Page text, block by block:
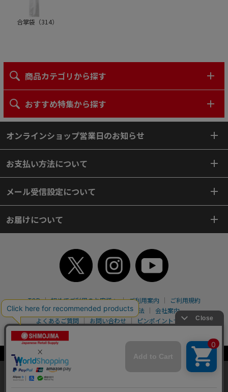
当サイトはクッキー（Cookie）を使用しています。Cookieの使用に同意いた
だける場合は「OK」をクリックしてください。
合掌袋（314）
商品カテゴリから探す
おすすめ特集から探す
オンラインショップ営業日のお知らせ
お支払い方法について
メール受信設定について
お届けについて
TOP 初めてご利用のお客様へ ご利用案内
ご利用規約
個人情報保護方針
特定商取引法
会社案内
よくあるご質問
お問い合わせ
ピンポイントサーチ
サイトマップ
Copyright© 2018 SHIMOJIMA Co.,Ltd. All Rights Reserved.